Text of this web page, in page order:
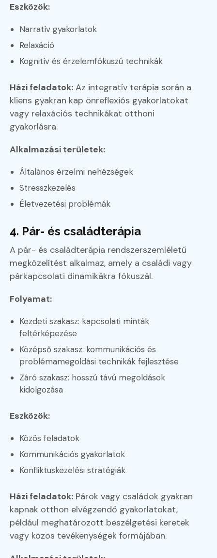
Eszközök:
Narratív gyakorlatok
Relaxáció
Kognitív és érzelemfókuszú technikák
Házi feladatok: Az integratív terápia során a
kliens gyakran kap önreflexiós gyakorlatokat
vagy relaxációs technikákat otthoni
gyakorlásra.
Alkalmazási területek:
Általános érzelmi nehézségek
Stresszkezelés
Életvezetési problémák
4. Pár- és családterápia
A pár- és családterápia rendszerszemléletű
megközelítést alkalmaz, amely a családi vagy
párkapcsolati dinamikákra fókuszál.
Folyamat:
Kezdeti szakasz: kapcsolati minták
feltérképezése
Középső szakasz: kommunikációs és
problémamegoldási technikák fejlesztése
Záró szakasz: hosszú távú megoldások
kidolgozása
Eszközök:
Közös feladatok
Kommunikációs gyakorlatok
Konfliktuskezelési stratégiák
Házi feladatok: Párok vagy családok gyakran
kapnak otthon elvégzendő gyakorlatokat,
például meghatározott beszélgetési keretek
vagy közös tevékenységek formájában.